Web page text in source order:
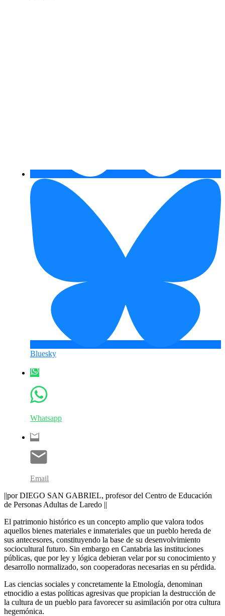
Bluesky
Whatsapp
Email
||por DIEGO SAN GABRIEL, profesor del Centro de Educación
de Personas Adultas de Laredo ||
El patrimonio histórico es un concepto amplio que valora todos
aquellos bienes materiales e inmateriales que un pueblo hereda de
sus antecesores, constituyendo la base de su desenvolvimiento
sociocultural futuro. Sin embargo en Cantabria las instituciones
públicas, que por ley y lógica debieran velar por su conocimiento y
desarrollo normalizado, son cooperadoras necesarias en su pérdida.
Las ciencias sociales y concretamente la Etnología, denominan
etnocidio a estas políticas agresivas que propician la destrucción de
la cultura de un pueblo para favorecer su asimilación por otra cultura
hegemónica.